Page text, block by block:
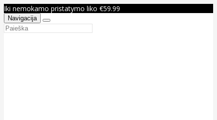
Iki nemokamo pristatymo liko €59.99
Navigacija